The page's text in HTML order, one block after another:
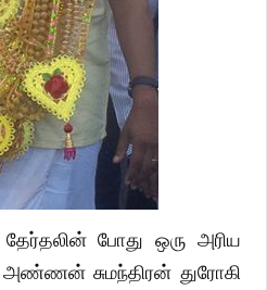
போது ஒரு அரிய
சுமந்திரன் துரோகி